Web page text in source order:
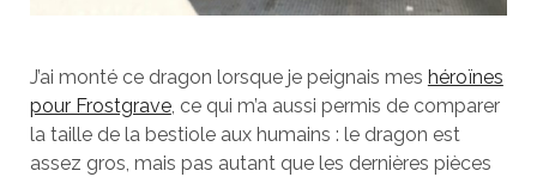
J’ai monté ce dragon lorsque je peignais mes héroïnes
pour Frostgrave, ce qui m’a aussi permis de comparer
la taille de la bestiole aux humains : le dragon est
assez gros, mais pas autant que les dernières pièces